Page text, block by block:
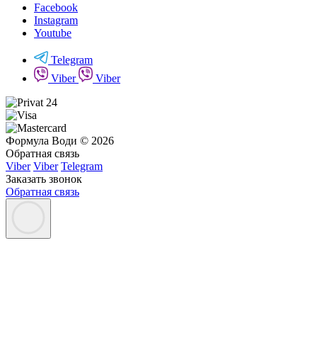
Facebook
Instagram
Youtube
Telegram
Viber
Viber
Формула Води © 2026
Обратная связь
Viber Viber Telegram
Заказать звонок
Обратная связь